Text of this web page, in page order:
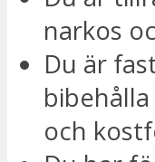
narkos
Du är
och